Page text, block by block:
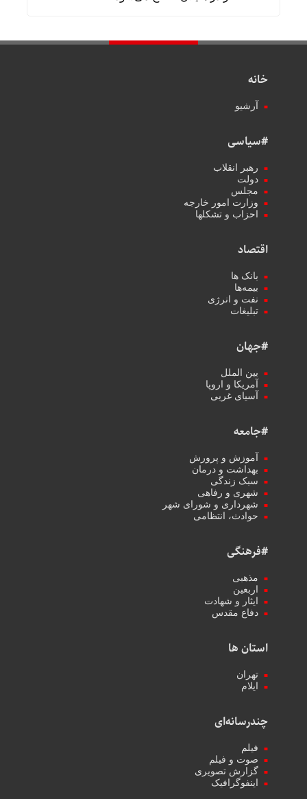
خانه
آرشیو
#سیاسی
رهبر انقلاب
دولت
مجلس
وزارت امور خارجه
احزاب و تشکلها
اقتصاد
بانک ها
بیمه‌ها
نفت و انرژی
تبلیغات
#جهان
بین الملل
آمریکا و اروپا
آسیای غربی
#جامعه
آموزش و پرورش
بهداشت و درمان
سبک زندگی
شهری و رفاهی
شهرداری و شورای شهر
حوادث، انتظامی
#فرهنگی
مذهبی
اربعین
ایثار و شهادت
دفاع مقدس
استان ها
تهران
ایلام
چندرسانه‌ای
فیلم
صوت و فیلم
گزارش تصویری
اینفوگرافیک